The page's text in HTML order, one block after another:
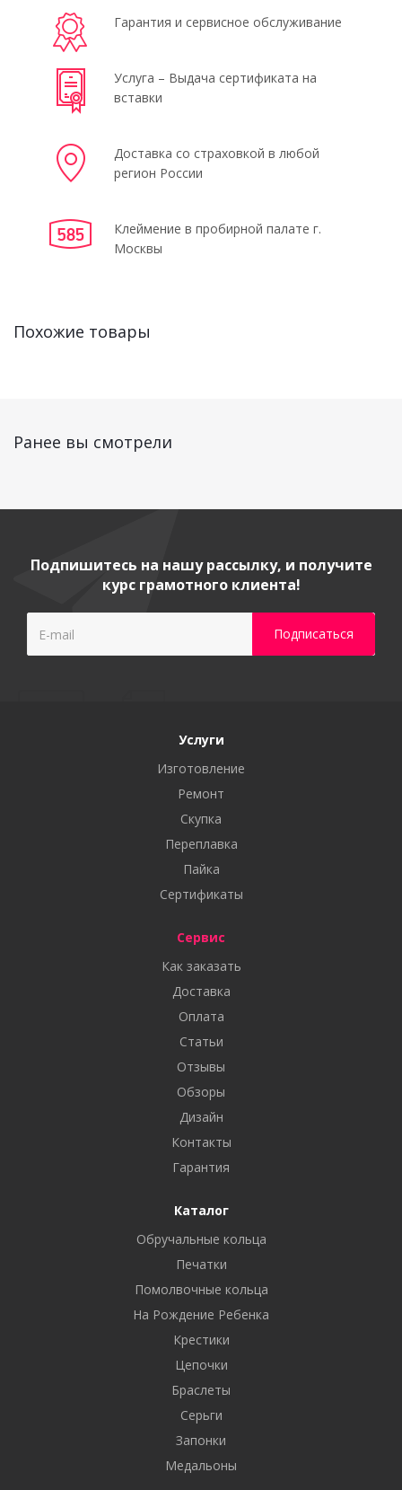
Гарантия и сервисное обслуживание
Услуга – Выдача сертификата на
вставки
Доставка со страховкой в любой
регион России
Клеймение в пробирной палате г.
Москвы
Похожие товары
Ранее вы смотрели
Подпишитесь на нашу рассылку, и получите
курс грамотного клиента!
Услуги
Изготовление
Ремонт
Скупка
Переплавка
Пайка
Сертификаты
Сервис
Как заказать
Доставка
Оплата
Статьи
Отзывы
Обзоры
Дизайн
Контакты
Гарантия
Каталог
Обручальные кольца
Печатки
Помолвочные кольца
На Рождение Ребенка
Крестики
Цепочки
Браслеты
Серьги
Запонки
Медальоны